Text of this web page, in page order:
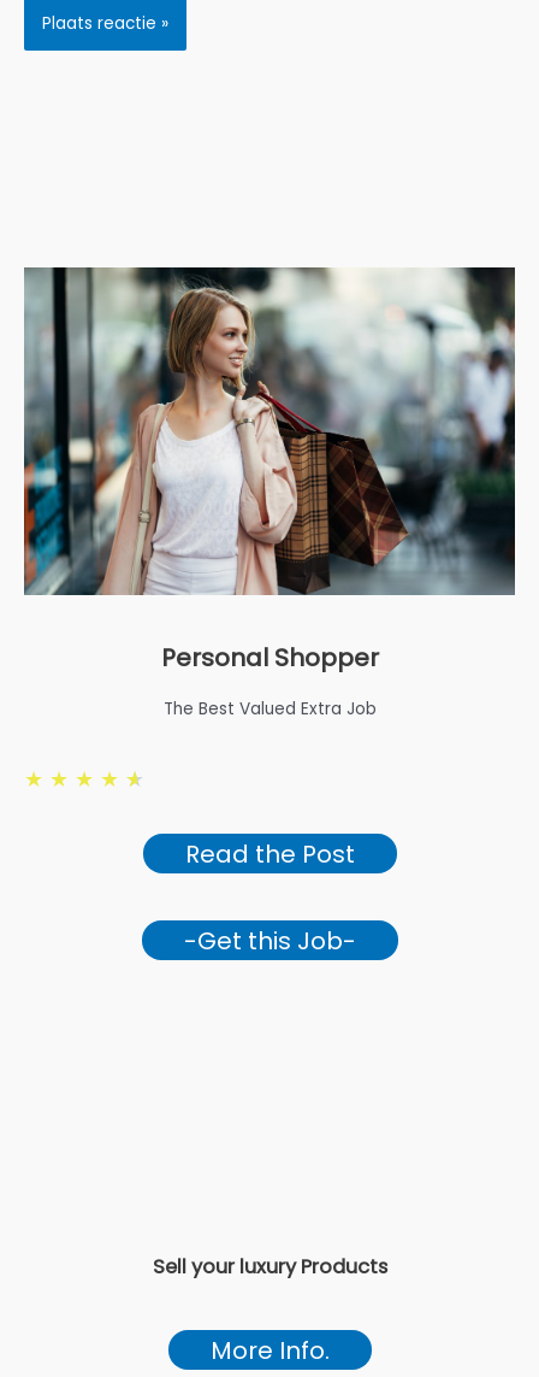
Personal Shopper
The Best Valued Extra Job
★ ★ ★ ★ ★
Read the Post
-Get this Job-
Sell your luxury Products
More Info.